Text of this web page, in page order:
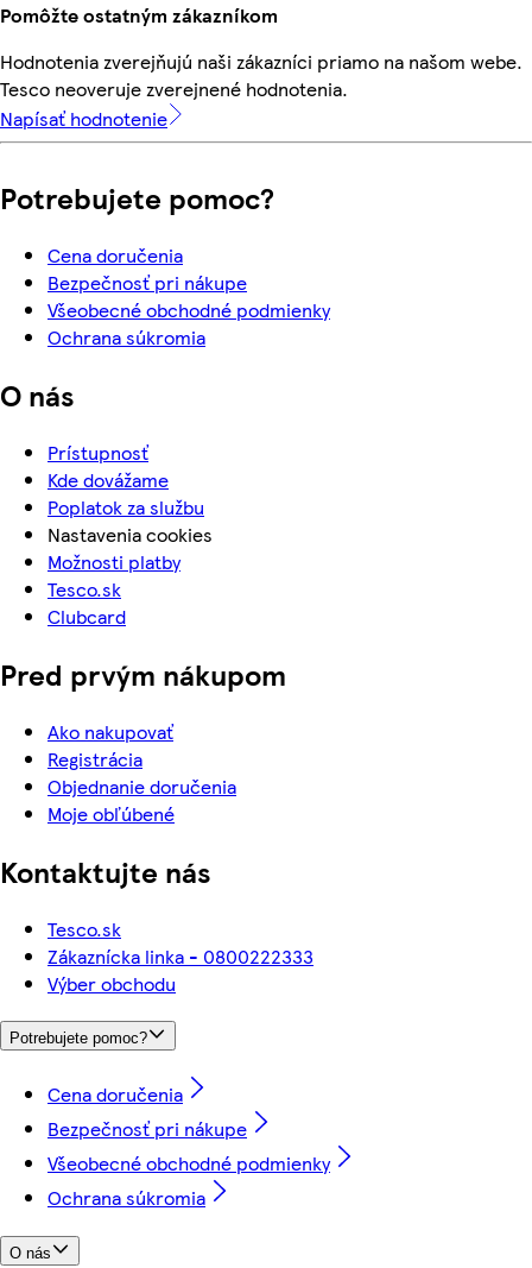
Pomôžte ostatným zákazníkom
Hodnotenia zverejňujú naši zákazníci priamo na našom webe.
Tesco neoveruje zverejnené hodnotenia.
Napísať hodnotenie
Potrebujete pomoc?
Cena doručenia
Bezpečnosť pri nákupe
Všeobecné obchodné podmienky
Ochrana súkromia
O nás
Prístupnosť
Kde dovážame
Poplatok za službu
Nastavenia cookies
Možnosti platby
Tesco.sk
Clubcard
Pred prvým nákupom
Ako nakupovať
Registrácia
Objednanie doručenia
Moje obľúbené
Kontaktujte nás
Tesco.sk
Zákaznícka linka - 0800222333
Výber obchodu
Potrebujete pomoc?
Cena doručenia
Bezpečnosť pri nákupe
Všeobecné obchodné podmienky
Ochrana súkromia
O nás